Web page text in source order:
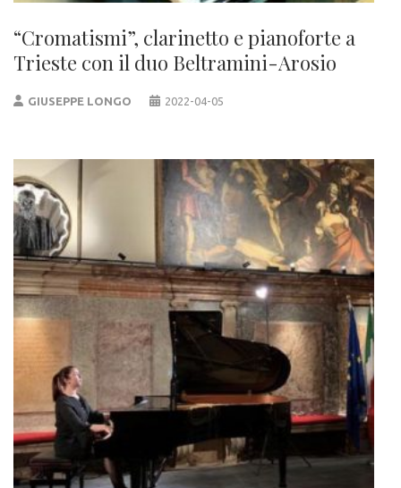
“Cromatismi”, clarinetto e pianoforte a
Trieste con il duo Beltramini-Arosio
GIUSEPPE LONGO 2022-04-05